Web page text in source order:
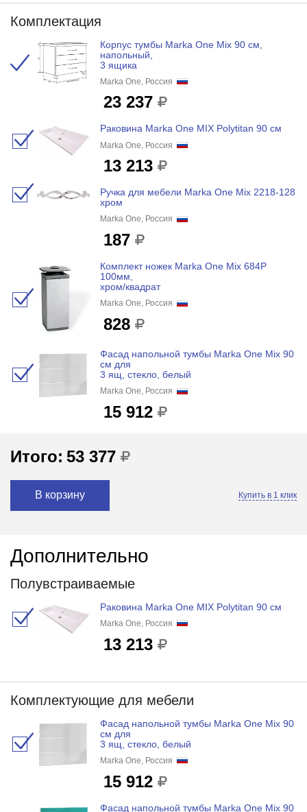
Комплектация
Корпус тумбы Marka One Mix 90 см,
напольный,
3 ящика
Marka One, Россия
23 237
Раковина Marka One MIX Polytitan 90 см
Marka One, Россия
13 213
Ручка для мебели Marka One Mix 2218-128
хром
Marka One, Россия
187
Комплект ножек Marka One Mix 684P
100мм,
хром/квадрат
Marka One, Россия
828
Фасад напольной тумбы Marka One Mix 90
см для
3 ящ, стекло, белый
Marka One, Россия
15 912
Итого: 53 377
В корзину Купить в 1 клик
Дополнительно
Полувстраиваемые
Раковина Marka One MIX Polytitan 90 см
Marka One, Россия
13 213
Комплектующие для мебели
Фасад напольной тумбы Marka One Mix 90
см для
3 ящ, стекло, белый
Marka One, Россия
15 912
Фасад напольной тумбы Marka One Mix 90